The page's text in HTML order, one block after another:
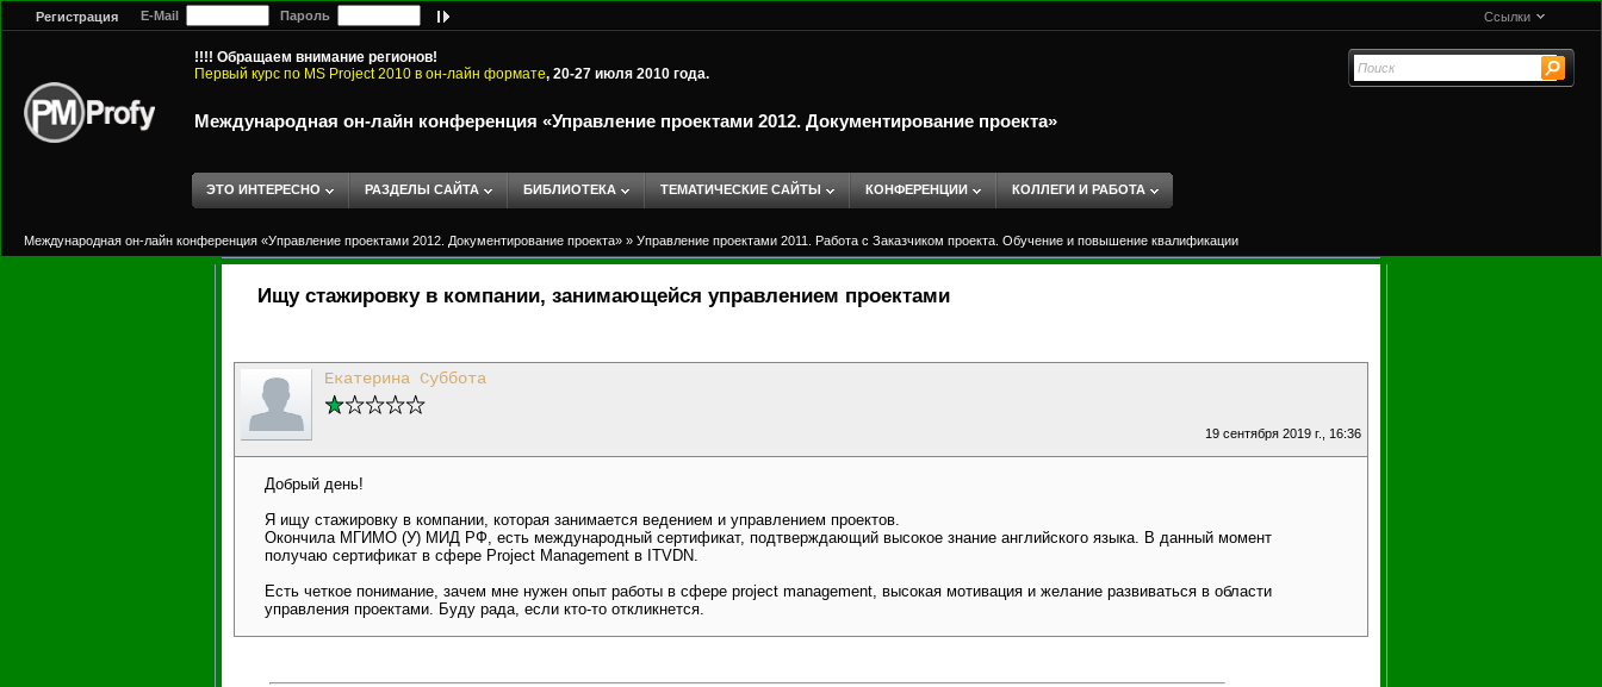
Регистрация E-Mail Пароль Ссылки
!!!! Обращаем внимание регионов!
Первый курс по MS Project 2010 в он-лайн формате, 20-27 июля 2010 года.
Международная он-лайн конференция «Управление проектами 2012. Документирование проекта»
ЭТО ИНТЕРЕСНО РАЗДЕЛЫ САЙТА БИБЛИОТЕКА ТЕМАТИЧЕСКИЕ САЙТЫ КОНФЕРЕНЦИИ КОЛЛЕГИ И РАБОТА
Международная он-лайн конференция «Управление проектами 2012. Документирование проекта» » Управление проектами 2011. Работа с Заказчиком проекта. Обучение и повышение квалификации
Ищу стажировку в компании, занимающейся управлением проектами
Екатерина Суббота
19 сентября 2019 г., 16:36
Добрый день!
Я ищу стажировку в компании, которая занимается ведением и управлением проектов.
Окончила МГИМО (У) МИД РФ, есть международный сертификат, подтверждающий высокое знание английского языка. В данный момент
получаю сертификат в сфере Project Management в ITVDN.
Есть четкое понимание, зачем мне нужен опыт работы в сфере project management, высокая мотивация и желание развиваться в области
управления проектами. Буду рада, если кто-то откликнется.